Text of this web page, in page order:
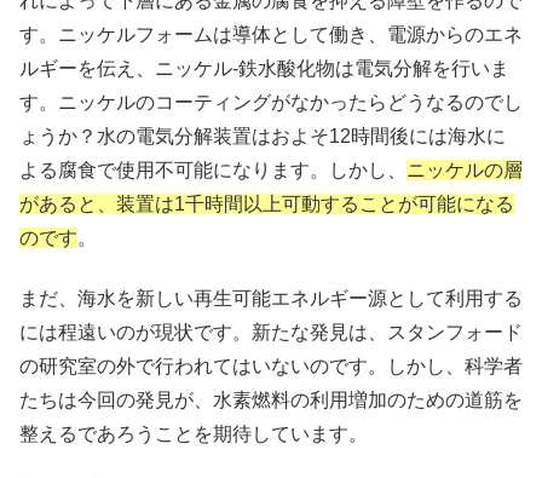
す。ニッケルフォームは導体として働き、電源からのエネ
ルギーを伝え、ニッケル-鉄水酸化物は電気分解を行いま
す。ニッケルのコーティングがなかったらどうなるのでし
ょうか？水の電気分解装置はおよそ12時間後には海水に
よる腐食で使用不可能になります。しかし、 ニッケルの層
があると、装置は1千時間以上可動することが可能になる
のです。
まだ、海水を新しい再生可能エネルギー源として利用する
には程遠いのが現状です。新たな発見は、スタンフォード
の研究室の外で行われてはいないのです。しかし、科学者
たちは今回の発見が、水素燃料の利用増加のための道筋を
整えるであろうことを期待しています。